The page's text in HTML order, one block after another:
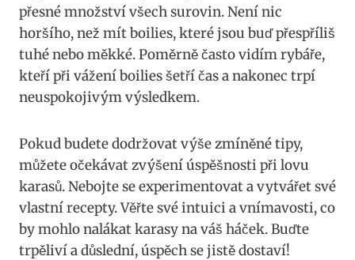
přesné množství všech​ surovin. Není nic
horšího, než mít boilies, ​které jsou buď přespříliš
tuhé nebo měkké. Poměrně často vidím rybáře,‍
kteří při vážení boilies ⁢šetří čas a ​nakonec trpí
neuspokojivým ‌výsledkem.
Pokud budete dodržovat výše zmíněné tipy,
můžete očekávat zvýšení úspěšnosti při lovu
karasů. Nebojte se experimentovat a ⁢vytvářet své
vlastní ‍recepty. Věřte své intuici a ⁣vnímavosti, co
by mohlo⁤ nalákat karasy ⁤na⁣ váš háček.⁣ Buďte
trpěliví a důslední, úspěch se jistě dostaví!